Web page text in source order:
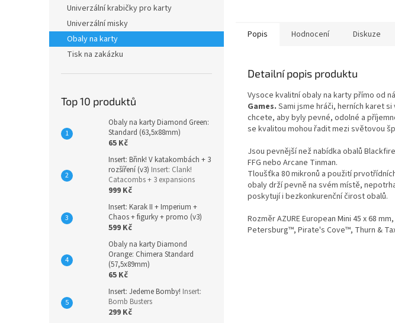
Univerzální krabičky pro karty
Univerzální misky
Obaly na karty
Tisk na zakázku
Top 10 produktů
Obaly na karty Diamond Green:
Standard (63,5x88mm)
65 Kč
Insert: Břink! V katakombách + 3
rozšíření (v3) Insert: Clank!
Catacombs + 3 expansions
999 Kč
Insert: Karak II + Imperium +
Chaos + figurky + promo (v3)
599 Kč
Obaly na karty Diamond
Orange: Chimera Standard
(57,5x89mm)
65 Kč
Insert: Jedeme Bomby! Insert:
Bomb Busters
299 Kč
Popis Hodnocení Diskuze
Detailní popis produktu
Vysoce kvalitní obaly na karty přímo od
Games. Sami jsme hráči, herních karet
chcete, aby byly pevné, odolné a
se kvalitou mohou řadit mezi světovou
Jsou pevnější než nabídka obalů
FFG nebo Arcane Tinman.
Tloušťka 80 mikronů a použití
obaly drží pevně na svém místě,
poskytují i bezkonkurenční čirost obalů.
Rozměr AZURE European Mini 45 x 68
Petersburg™, Pirate's Cove™, Thurn &